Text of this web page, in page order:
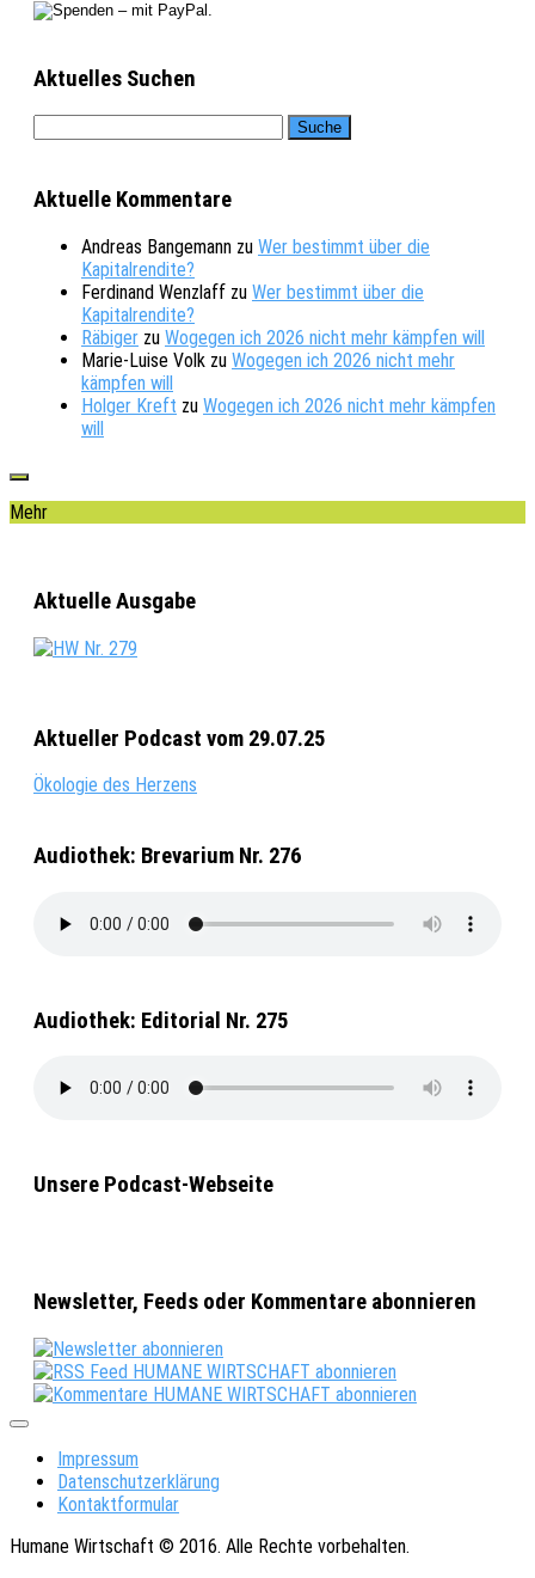
Aktuelles Suchen
Aktuelle Kommentare
Andreas Bangemann zu Wer bestimmt über die
Kapitalrendite?
Ferdinand Wenzlaff zu Wer bestimmt über die
Kapitalrendite?
Räbiger zu Wogegen ich 2026 nicht mehr kämpfen will
Marie-Luise Volk zu Wogegen ich 2026 nicht mehr
kämpfen will
Holger Kreft zu Wogegen ich 2026 nicht mehr kämpfen
will
Mehr
Aktuelle Ausgabe
Aktueller Podcast vom 29.07.25
Ökologie des Herzens
Audiothek: Brevarium Nr. 276
Audiothek: Editorial Nr. 275
Unsere Podcast-Webseite
Newsletter, Feeds oder Kommentare abonnieren
Impressum
Datenschutzerklärung
Kontaktformular
Humane Wirtschaft © 2016. Alle Rechte vorbehalten.